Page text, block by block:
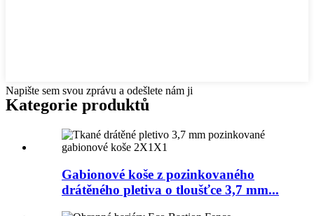
Napište sem svou zprávu a odešlete nám ji
Kategorie produktů
Gabionové koše z pozinkovaného
drátěného pletiva o tloušťce 3,7 mm...